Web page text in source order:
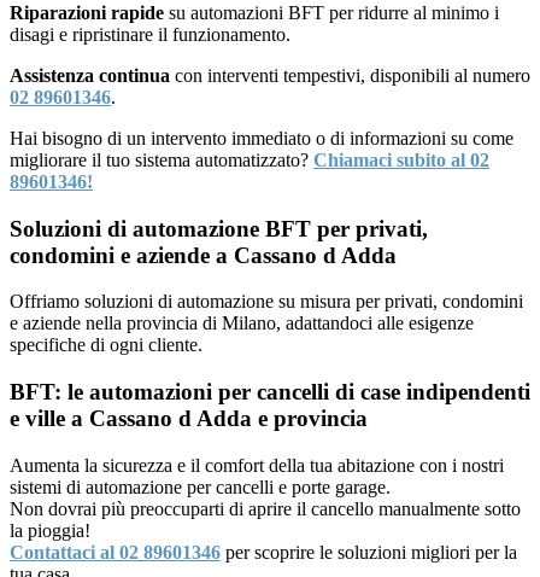
Riparazioni rapide su automazioni BFT per ridurre al minimo i
disagi e ripristinare il funzionamento.
Assistenza continua con interventi tempestivi, disponibili al numero
02 89601346.
Hai bisogno di un intervento immediato o di informazioni su come
migliorare il tuo sistema automatizzato? Chiamaci subito al 02
89601346!
Soluzioni di automazione BFT per privati,
condomini e aziende a Cassano d Adda
Offriamo soluzioni di automazione su misura per privati, condomini
e aziende nella provincia di Milano, adattandoci alle esigenze
specifiche di ogni cliente.
BFT: le automazioni per cancelli di case indipendenti
e ville a Cassano d Adda e provincia
Aumenta la sicurezza e il comfort della tua abitazione con i nostri
sistemi di automazione per cancelli e porte garage.
Non dovrai più preoccuparti di aprire il cancello manualmente sotto
la pioggia!
Contattaci al 02 89601346 per scoprire le soluzioni migliori per la